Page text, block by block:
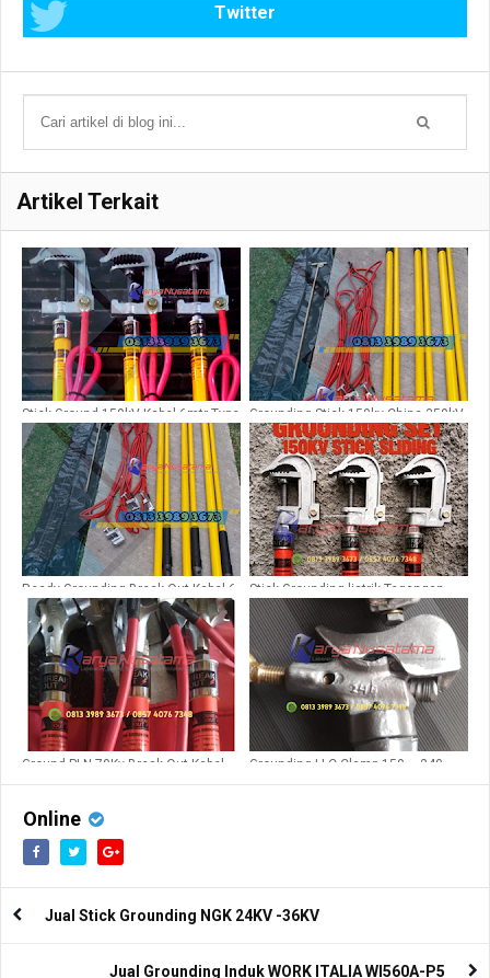
Twitter
Artikel Terkait
Stick Ground 150kV Kabel 6mtr Type
NYAF50sqm
Grounding Stick 150kv China 350kV
LLC 6,5cm
Ready Grounding Break Out Kabel 6
meter
Stick Grounding listrik Tegangan
Tinggi 150Kv
Ground PLN 70Kv Break Out Kabel
Grounding LLC Clamp 150 – 240
Online
Jual Stick Grounding NGK 24KV -36KV
Jual Grounding Induk WORK ITALIA WI560A-P5